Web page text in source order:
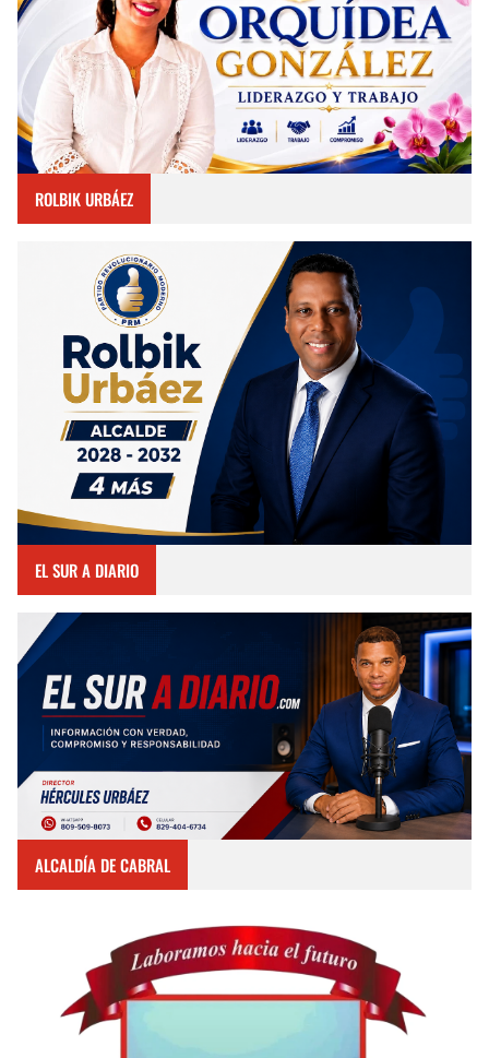
ROLBIK URBÁEZ
EL SUR A DIARIO
ALCALDÍA DE CABRAL